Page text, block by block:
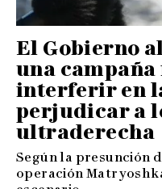
El Gobierno
una
interferir en
perjudicar a
ultraderecha
Según la presunción
operación